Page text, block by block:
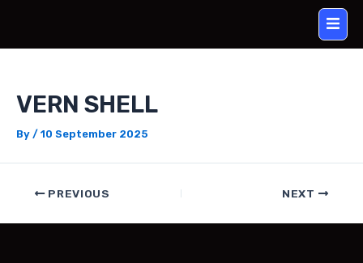
VERN SHELL
By / 10 September 2025
PREVIOUS NEXT